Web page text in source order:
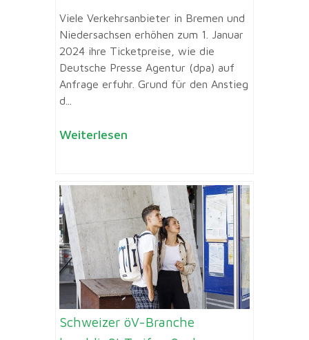
Viele Verkehrsanbieter in Bremen und
Niedersachsen erhöhen zum 1. Januar
2024 ihre Ticketpreise, wie die
Deutsche Presse Agentur (dpa) auf
Anfrage erfuhr. Grund für den Anstieg
d...
Weiterlesen
Schweizer öV-Branche